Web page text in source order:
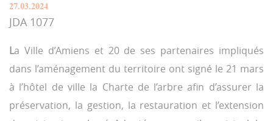
27.03.2024
JDA 1077
La Ville d’Amiens et 20 de ses partenaires impliqués
dans l’aménagement du territoire ont signé le 21 mars
à l’hôtel de ville la Charte de l’arbre afin d’assurer la
préservation, la gestion, la restauration et l’extension